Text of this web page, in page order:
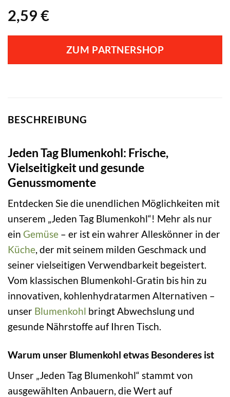
2,59 €
ZUM PARTNERSHOP
BESCHREIBUNG
Jeden Tag Blumenkohl: Frische,
Vielseitigkeit und gesunde
Genussmomente
Entdecken Sie die unendlichen Möglichkeiten mit
unserem „Jeden Tag Blumenkohl“! Mehr als nur
ein Gemüse – er ist ein wahrer Alleskönner in der
Küche, der mit seinem milden Geschmack und
seiner vielseitigen Verwendbarkeit begeistert.
Vom klassischen Blumenkohl-Gratin bis hin zu
innovativen, kohlenhydratarmen Alternativen –
unser Blumenkohl bringt Abwechslung und
gesunde Nährstoffe auf Ihren Tisch.
Warum unser Blumenkohl etwas Besonderes ist
Unser „Jeden Tag Blumenkohl“ stammt von
ausgewählten Anbauern, die Wert auf